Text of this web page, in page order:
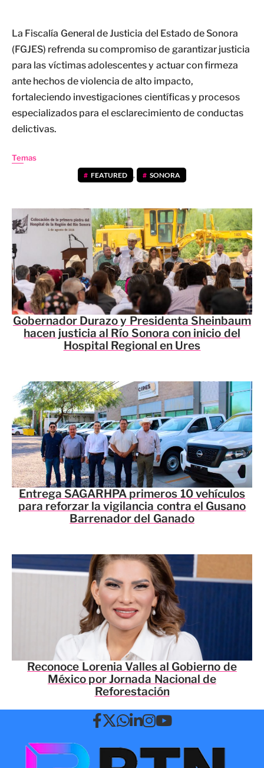
La Fiscalía General de Justicia del Estado de Sonora
(FGJES) refrenda su compromiso de garantizar justicia
para las víctimas adolescentes y actuar con firmeza
ante hechos de violencia de alto impacto,
fortaleciendo investigaciones científicas y procesos
especializados para el esclarecimiento de conductas
delictivas.
Temas
FEATURED , SONORA
Gobernador Durazo y Presidenta Sheinbaum
hacen justicia al Río Sonora con inicio del
Hospital Regional en Ures
Entrega SAGARHPA primeros 10 vehículos
para reforzar la vigilancia contra el Gusano
Barrenador del Ganado
Reconoce Lorenia Valles al Gobierno de
México por Jornada Nacional de
Reforestación